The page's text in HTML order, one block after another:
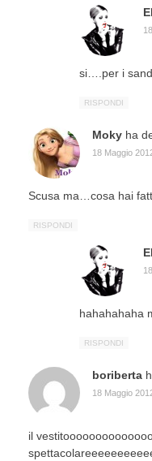
si….per i
RISPONDI
Moky ha
18 Maggio
Scusa ma…cosa hai
RISPONDI
hahahahaha
RISPONDI
boriberta
18 Maggio
il